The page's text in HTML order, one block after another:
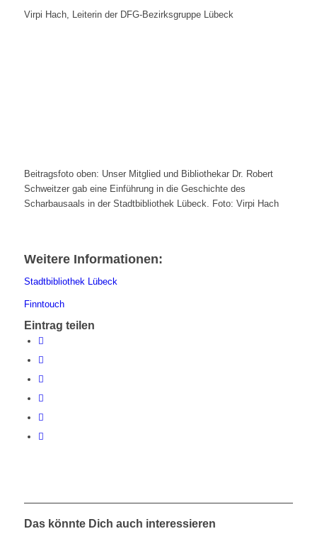
Virpi Hach, Leiterin der DFG-Bezirksgruppe Lübeck
Beitragsfoto oben: Unser Mitglied und Bibliothekar Dr. Robert
Schweitzer gab eine Einführung in die Geschichte des
Scharbausaals in der Stadtbibliothek Lübeck. Foto: Virpi Hach
Weitere Informationen:
Stadtbibliothek Lübeck
Finntouch
Eintrag teilen
Das könnte Dich auch interessieren